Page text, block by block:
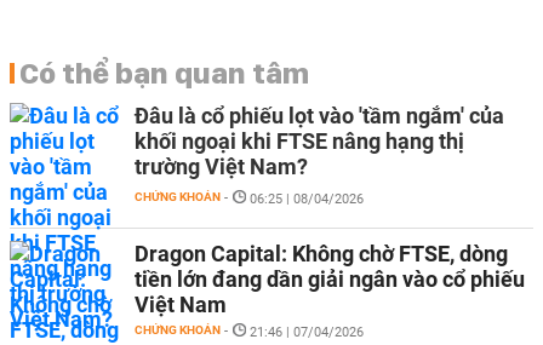
Có thể bạn quan tâm
Đâu là cổ phiếu lọt vào 'tầm ngắm' của
khối ngoại khi FTSE nâng hạng thị
trường Việt Nam?
CHỨNG KHOÁN - 06:25 | 08/04/2026
Dragon Capital: Không chờ FTSE, dòng
tiền lớn đang dần giải ngân vào cổ phiếu
Việt Nam
CHỨNG KHOÁN - 21:46 | 07/04/2026